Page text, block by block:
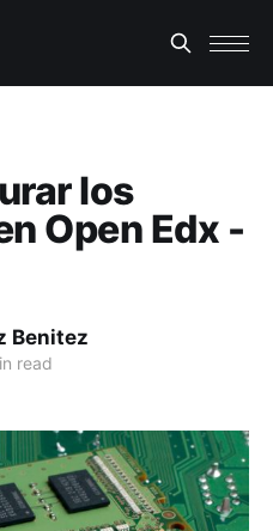
los
Open Edx -
Benitez
read